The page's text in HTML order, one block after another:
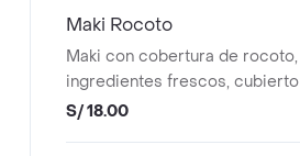
Maki Rocoto
Maki con cobertura de
ingredientes frescos,
cebolla china y ajonjolí.
S/ 18.00